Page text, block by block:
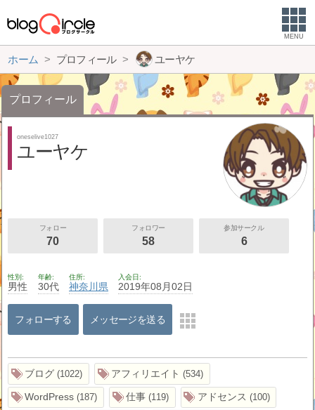
MENU
ホーム プロフィール ユーヤケ
プロフィール
oneselive1027
ユーヤケ
フォロー
70
フォロワー
58
参加サークル
6
性別
男性
年齢
30代
住所
神奈川県
入会日
2019年08月02日
フォローする メッセージを送る
ブログ 1022 アフィリエイト 534
WordPress 187 仕事 119 アドセンス 100